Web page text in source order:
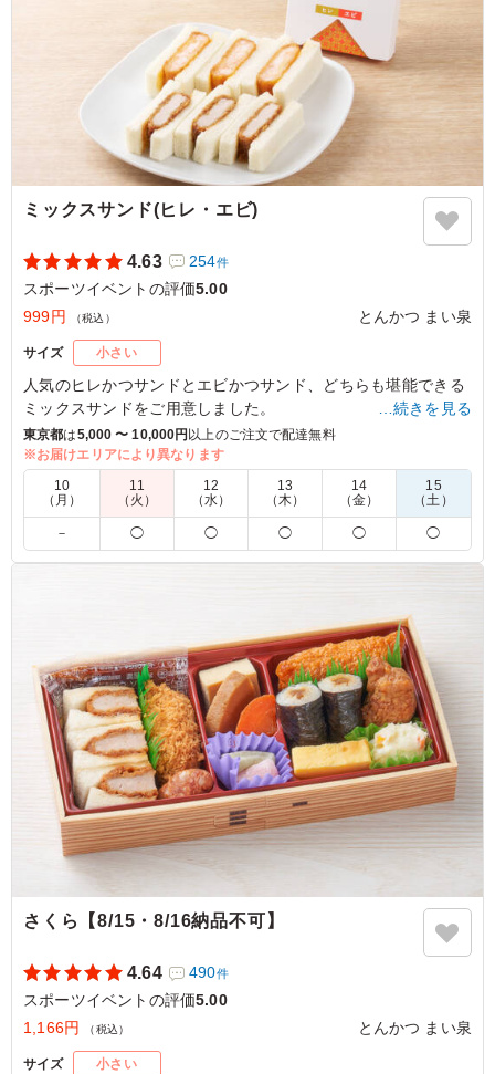
長いイベントでしたので、小腹が減った時用に注文した方
が多かったです。定番のカツサンドとはパンが違います
が、こちらもパンがしっとりしていて、上のゴマが香ばし
くとても美味しかったです。
ご利用シーン：スポーツ›スポーツイベント
東京都世田谷区大蔵2023/04/18
ミックスサンド(ヒレ・エビ)
4.63 254件
スポーツイベントの評価5.00
999円
（税込） とんかつ まい泉
サイズ 小さい
人気のヒレかつサンドとエビかつサンド、どちらも堪能できる
ミックスサンドをご用意しました。
ヒレかつサンドとエビかつサンド、どちらも食べたいわがまま
を叶えます。
※350mlペットボトル茶(サントリー伊右衛門)がメーカー都合
により終売となります。280mlペットボトル茶(サントリー伊右
衛門)に変更となります。
切替え期間中は在庫状況により350mlペットボトル茶(サントリ
大人数でも嵩張らず、汁漏れ等の汚れの心配もなく、食べ
終わった後のごみも少ない。屋外のイベントには大変重宝
しました。味も美味しく、万人受けする商品で良かったで
す。好評でした。
ご利用シーン：スポーツ›スポーツイベント
東京都新宿区霞ケ丘町2024/01/30
…続きを見る
東京都は5,000 〜 10,000円以上のご注文で配達無料
※お届けエリアにより異なります
10
（月）
11
（火）
12
（水）
13
（木）
14
（金）
15
（土）
－ ◯ ◯ ◯ ◯ ◯
さくら【8/15・8/16納品不可】
4.64 490件
スポーツイベントの評価5.00
1,166円
（税込） とんかつ まい泉
サイズ 小さい